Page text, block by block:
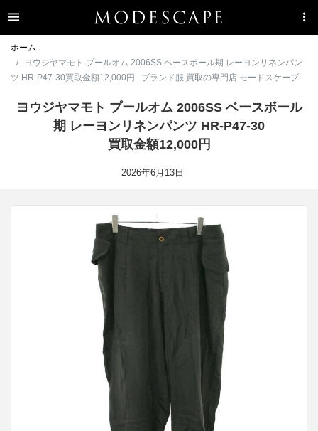
ホーム
ヨウジヤマモト プールオム 2006SS ベースボール期 レーヨンリネンパン
ツ HR-P47-30買取金額12,000円 | ブランド服 買取の専門店 モードスケープ
ヨウジヤマモト プールオム 2006SS ベースボール
期 レーヨンリネンパンツ HR-P47-30
買取金額12,000円
2026年6月13日